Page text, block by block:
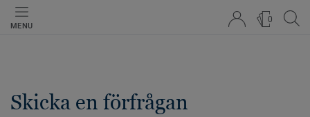
MENU
0
Skicka en förfrågan